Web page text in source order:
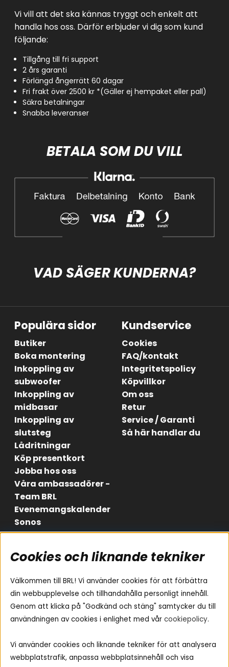
Vi vill att det ska kännas tryggt och enkelt att
handla hos oss. Därför erbjuder vi dig som kund
följande:
Tillgång till fri support
2 års garanti
Förlängd ångerrätt 60 dagar
Fri frakt över 2500 kr *(Gäller ej hempaket eller pall)
Säkra betalningar
Snabba leveranser
BETALA SOM DU VILL
VAD SÄGER KUNDERNA?
Populära sidor
Butiker
Boka montering
Inkoppling av
subwoofer
Inkoppling av
midbasar
Inkoppling av
slutsteg
Lådritningar
Köp presentkort
Jobba hos oss
Våra ambassadörer -
Team BRL
Evenemangskalender
Sonos
Kundservice
Cookies
FAQ/kontakt
Integritetspolicy
Köpvillkor
Om oss
Retur
Service / Garanti
Så här handlar du
Områden
Billjud
Hemmaljud
Medarbetare
Vad passar i min bil
Yamaha Musiccast
Ljud till A-traktorn
Ljud till båten
Följ oss
Instagram
Facebook
Youtube
Cookies och liknande tekniker
Välkommen till BRL! Vi använder cookies för att förbättra
din webbupplevelse och tillhandahålla personligt innehåll.
Genom att klicka på "Godkänd och stäng" samtycker du till
användningen av cookies i enlighet med vår cookiepolicy.
Vi använder cookies och liknande tekniker för att analysera
webbplatstrafik, anpassa webbplatsinnehåll och visa